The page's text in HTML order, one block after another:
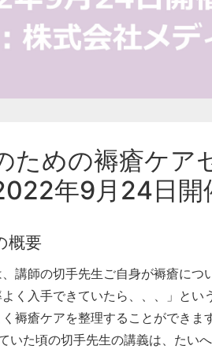
ための褥瘡ケア
年9月24日開
概要
講師の切手先生ご自身が褥瘡に
く入手できていたら、、、」とい
褥瘡ケアを整理することができます
いた頃の切手先生の講義は、たい